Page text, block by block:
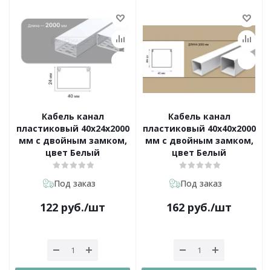
Кабель канал
пластиковый 40х24х2000
мм с двойным замком,
цвет Белый
Под заказ
122 руб./шт
Кабель канал
пластиковый 40х40х2000
мм с двойным замком,
цвет Белый
Под заказ
162 руб./шт